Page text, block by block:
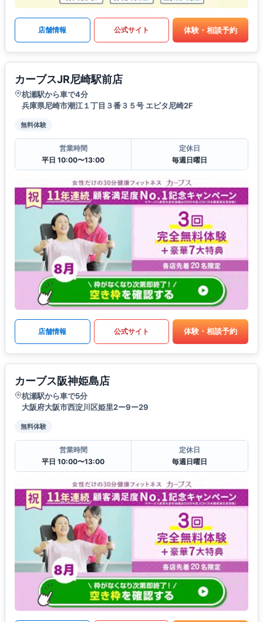
店舗情報 公式サイト 体験・相談予約
カーブスJR尼崎駅前店
杭瀬駅から車で4分
兵庫県尼崎市潮江１丁目３番３５号 エピタ尼崎2F
無料体験
営業時間
平日 10:00〜13:00
定休日
毎週日曜日
店舗情報 公式サイト 体験・相談予約
カーブス阪神姫島店
杭瀬駅から車で5分
大阪府大阪市西淀川区姫里2ー9ー29
無料体験
営業時間
平日 10:00〜13:00
定休日
毎週日曜日